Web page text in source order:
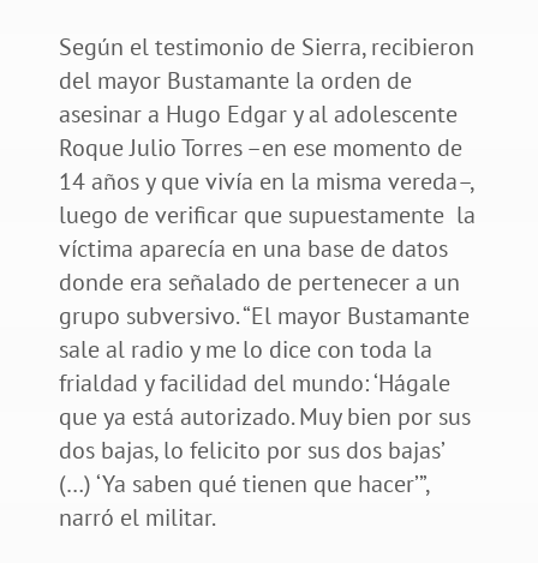
Según el testimonio de Sierra, recibieron
del mayor Bustamante la orden de
asesinar a Hugo Edgar y al adolescente
Roque Julio Torres –en ese momento de
14 años y que vivía en la misma vereda–,
luego de verificar que supuestamente la
víctima aparecía en una base de datos
donde era señalado de pertenecer a un
grupo subversivo. “El mayor Bustamante
sale al radio y me lo dice con toda la
frialdad y facilidad del mundo: ‘Hágale
que ya está autorizado. Muy bien por sus
dos bajas, lo felicito por sus dos bajas’
(…) ‘Ya saben qué tienen que hacer’”,
narró el militar.